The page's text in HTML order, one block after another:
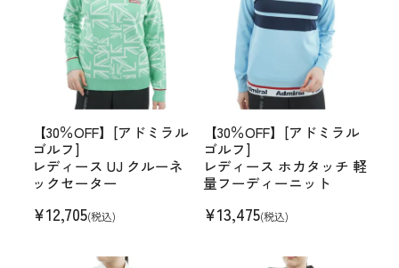
【30％OFF】[アドミラル
ゴルフ]
レディース UJ クルーネ
ックセーター
¥12,705(税込)
【30％OFF】[アドミラル
ゴルフ]
レディース ホカタッチ 軽
量フーディーニット
¥13,475(税込)